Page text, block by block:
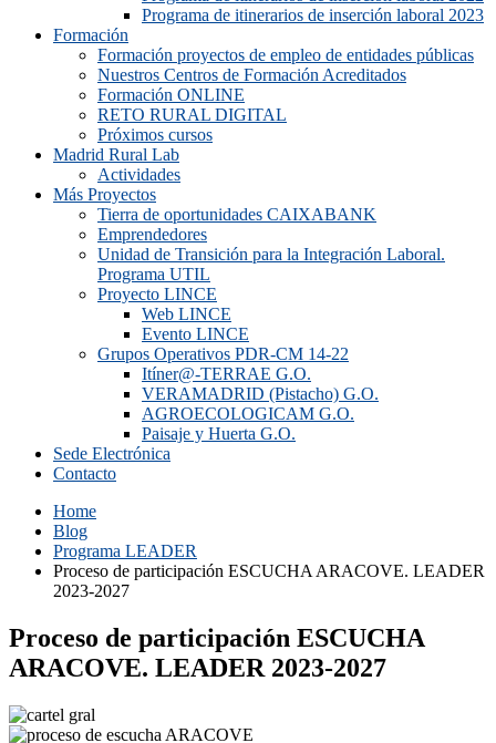
Programa de itinerarios de inserción laboral 2023
Formación
Formación proyectos de empleo de entidades públicas
Nuestros Centros de Formación Acreditados
Formación ONLINE
RETO RURAL DIGITAL
Próximos cursos
Madrid Rural Lab
Actividades
Más Proyectos
Tierra de oportunidades CAIXABANK
Emprendedores
Unidad de Transición para la Integración Laboral.
Programa UTIL
Proyecto LINCE
Web LINCE
Evento LINCE
Grupos Operativos PDR-CM 14-22
Itíner@-TERRAE G.O.
VERAMADRID (Pistacho) G.O.
AGROECOLOGICAM G.O.
Paisaje y Huerta G.O.
Sede Electrónica
Contacto
Home
Blog
Programa LEADER
Proceso de participación ESCUCHA ARACOVE. LEADER
2023-2027
Proceso de participación ESCUCHA
ARACOVE. LEADER 2023-2027